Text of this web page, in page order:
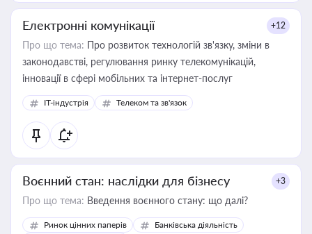
Електронні комунікації +12
Про що тема: Про розвиток технологій зв'язку, зміни в
законодавстві, регулювання ринку телекомунікацій,
інновації в сфері мобільних та інтернет-послуг
IT-індустрія Телеком та зв'язок
Воєнний стан: наслідки для бізнесу +3
Про що тема: Введення воєнного стану: що далі?
Ринок цінних паперів
Банківська діяльність